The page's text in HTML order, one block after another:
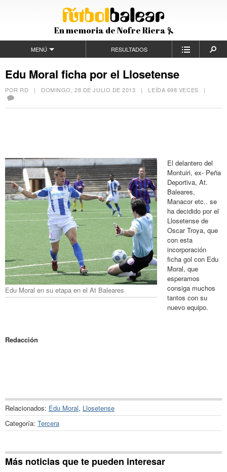
En memoria de Nofre Riera
MENÚ RESULTADOS
Edu Moral ficha por el Llosetense
POR RD | DOMINGO, 28 DE JULIO DE 2013 | LEÍDA 698 VECES |
Edu Moral en su etapa en el At Baleares
El delantero del
Montuiri, ex- Peña
Deportiva, At.
Baleares,
Manacor etc.. se
ha decidido por el
Llosetense de
Oscar Troya, que
con esta
incorporación
ficha gol con Edu
Moral, que
esperamos
consiga muchos
tantos con su
nuevo equipo.
Redacción
Relacionados: Edu Moral, Llosetense
Categoría: Tercera
Más noticias que te pueden interesar